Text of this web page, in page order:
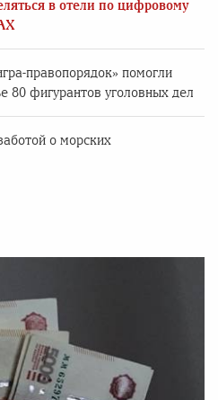
в отели по цифровому
правопорядок» помогли
80 фигурантов уголовных дел
о морских